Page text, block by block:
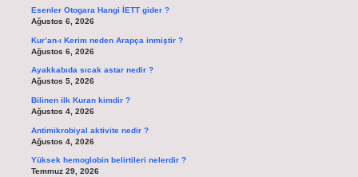
Esenler Otogara Hangi İETT gider ?
Ağustos 6, 2026
Kur’an-ı Kerim neden Arapça inmiştir ?
Ağustos 6, 2026
Ayakkabıda sıcak astar nedir ?
Ağustos 5, 2026
Bilinen ilk Kuran kimdir ?
Ağustos 4, 2026
Antimikrobiyal aktivite nedir ?
Ağustos 4, 2026
Yüksek hemoglobin belirtileri nelerdir ?
Temmuz 29, 2026